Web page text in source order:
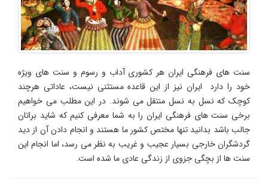
سنت های فرهنگی ایران هر کشوری آداب و رسوم و سنت های ویژه
خود را دارد ایران نیز از این قاعده مستثنی نیست، عاداتی هرچند
کوچک که نسل به نسل منتقل می شوند. در این مطلب می خواهیم
برخی سنت های فرهنگی ایران را به شما معرفی کنیم که شاید براتان
جالب باشد بدانید تنها مختص کشور ما هستند و انجام دادن آن از دید
گردشگران خارجی بسیار عجیب و غریب به نظر می رسد، اما انجام این
سنت ها از بچگی جزوی از زندگی عادی ما شده است.